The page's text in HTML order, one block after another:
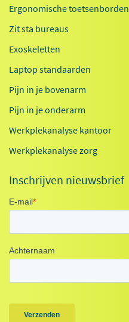
Ergonomische toetsenborden
Zit sta bureaus
Exoskeletten
Laptop standaarden
Pijn in je bovenarm
Pijn in je onderarm
Werkplekanalyse kantoor
Werkplekanalyse zorg
Inschrijven nieuwsbrief